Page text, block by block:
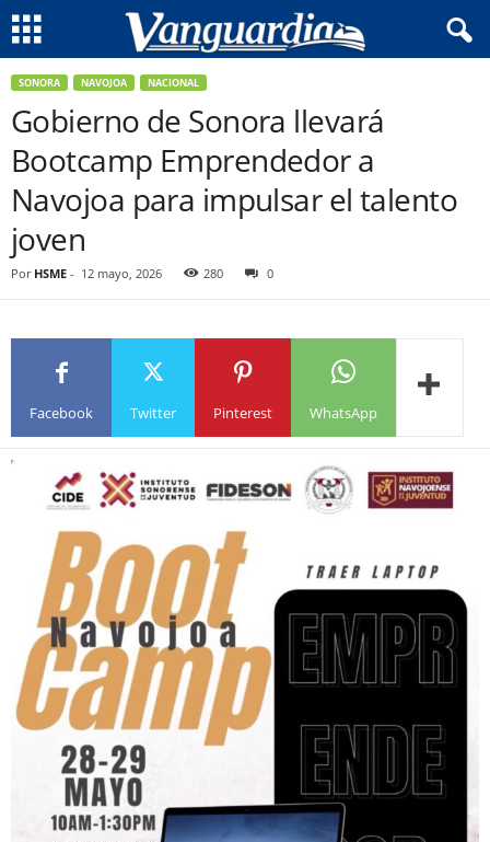
SONORA NAVOJOA NACIONAL
Gobierno de Sonora llevará
Bootcamp Emprendedor a
Navojoa para impulsar el talento
joven
Por HSME - 12 mayo, 2026 280 0
Facebook Twitter Pinterest WhatsApp